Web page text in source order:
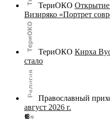
ТериОКО
Визиряко «Портрет
ТериОКО Кирха
стало
Православный
август 2026 г.